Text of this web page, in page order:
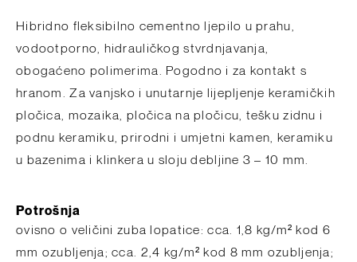
Hibridno fleksibilno cementno ljepilo u prahu,
vodootporno, hidrauličkog stvrdnjavanja,
obogaćeno polimerima. Pogodno i za kontakt s
hranom. Za vanjsko i unutarnje lijepljenje keramičkih
pločica, mozaika, pločica na pločicu, tešku zidnu i
podnu keramiku, prirodni i umjetni kamen, keramiku
u bazenima i klinkera u sloju debljine 3 – 10 mm.
Potrošnja
ovisno o veličini zuba lopatice: cca. 1,8 kg/m² kod 6
mm ozubljenja; cca. 2,4 kg/m² kod 8 mm ozubljenja;